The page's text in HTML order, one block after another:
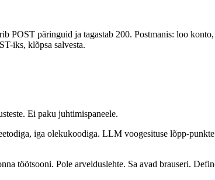
POST päringuid ja tagastab 200. Postmanis: loo
iks, klõpsa salvesta.
Ei paku juhtimispaneele.
iga olekukoodiga. LLM voogesituse lõpp-
töötsooni. Pole arvelduslehte. Sa avad brauseri.